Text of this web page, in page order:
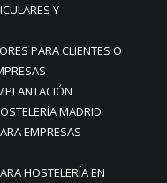
Y
PARA CLIENTES O
MADRID
EMPRESAS
HOSTELERÍA EN